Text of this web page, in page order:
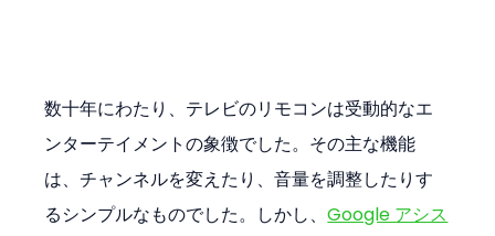
数十年にわたり、テレビのリモコンは受動的なエ
ンターテイメントの象徴でした。その主な機能
は、チャンネルを変えたり、音量を調整したりす
るシンプルなものでした。しかし、Google アシス